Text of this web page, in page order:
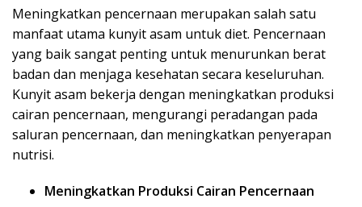
Meningkatkan pencernaan merupakan salah satu
manfaat utama kunyit asam untuk diet. Pencernaan
yang baik sangat penting untuk menurunkan berat
badan dan menjaga kesehatan secara keseluruhan.
Kunyit asam bekerja dengan meningkatkan produksi
cairan pencernaan, mengurangi peradangan pada
saluran pencernaan, dan meningkatkan penyerapan
nutrisi.
Meningkatkan Produksi Cairan Pencernaan